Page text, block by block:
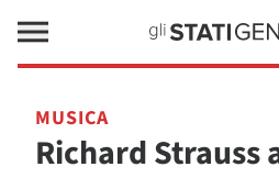
MUSICA
Richard Strauss